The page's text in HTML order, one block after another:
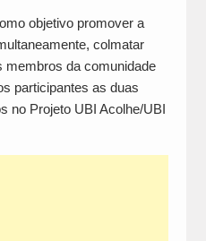
objetivo promover a
colmatar
membros da comunidade
participantes as duas
no Projeto UBI Acolhe/UBI